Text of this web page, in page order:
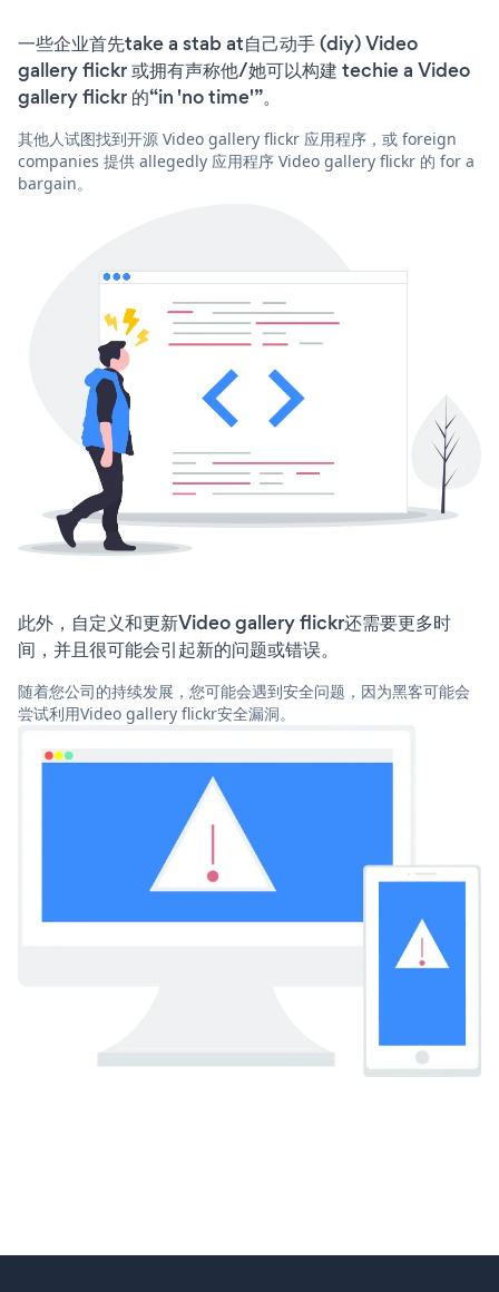
一些企业首先take a stab at自己动手 (diy) Video
gallery flickr 或拥有声称他/她可以构建 techie a Video
gallery flickr 的“in 'no time'”。
其他人试图找到开源 Video gallery flickr 应用程序，或 foreign
companies 提供 allegedly 应用程序 Video gallery flickr 的 for a
bargain。
此外，自定义和更新Video gallery flickr还需要更多时
间，并且很可能会引起新的问题或错误。
随着您公司的持续发展，您可能会遇到安全问题，因为黑客可能会
尝试利用Video gallery flickr安全漏洞。